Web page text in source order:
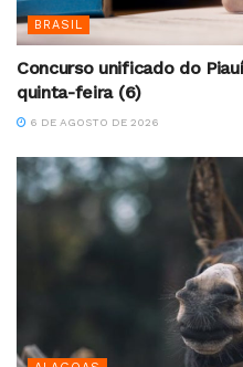
BRASIL
Concurso unificado do
quinta-feira (6)
6 DE AGOSTO DE 2026